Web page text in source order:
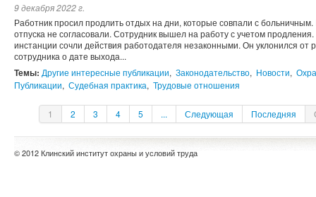
9 декабря 2022 г.
Работник просил продлить отдых на дни, которые совпали с
отпуска не согласовали. Сотрудник вышел на работу с учетом
инстанции сочли действия работодателя незаконными. Он уклонился от
сотрудника о дате выхода...
Темы: Другие интересные публикации, Законодательство, Новости,
Публикации, Судебная практика, Трудовые отношения
1 2 3 4 5 ... Следующая Последняя
© 2012 Клинский институт охраны и условий труда